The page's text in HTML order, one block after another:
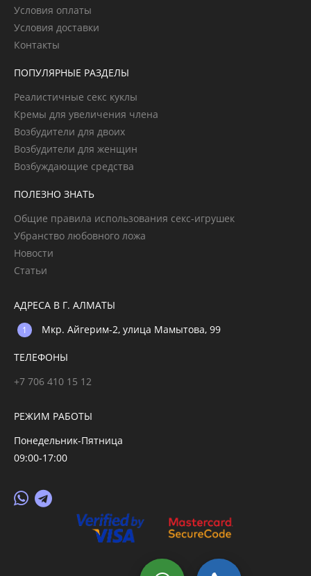
Условия оплаты
Условия доставки
Контакты
ПОПУЛЯРНЫЕ РАЗДЕЛЫ
Реалистичные секс куклы
Кремы для увеличения члена
Возбудители для двоих
Возбудители для женщин
Возбуждающие средства
ПОЛЕЗНО ЗНАТЬ
Общие правила использования секс-игрушек
Убранство любовного ложа
Новости
Статьи
АДРЕСА В Г. АЛМАТЫ
Мкр. Айгерим-2, улица Мамытова, 99
ТЕЛЕФОНЫ
+7 706 410 15 12
РЕЖИМ РАБОТЫ
Понедельник-Пятница
09:00-17:00